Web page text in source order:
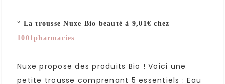
° La trousse Nuxe Bio beauté à 9,01€ chez
1001pharmacies
Nuxe propose des produits Bio ! Voici une
petite trousse comprenant 5 essentiels : Eau